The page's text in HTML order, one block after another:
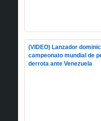
(VIDEO) Lanzador
campeonato mundial de
derrota ante Venezuela